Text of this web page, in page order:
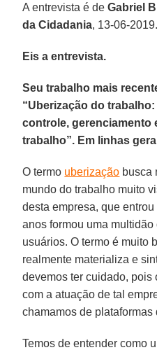
A entrevista é deGabriel
da Cidadania, 13-06-2019.
Eis a entrevista.
Seu trabalho mais
“Uberização do
controle, gerenciamento
trabalho”. Em linhas
O termo uberização busca
mundo do trabalho muito
desta empresa, que
anos formou uma
usuários. O termo é muito
realmente materializa e
devemos ter cuidado, pois
com a atuação de tal
chamamos de plataformas
Temos de entender como